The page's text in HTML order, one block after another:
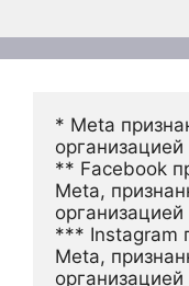
* Meta
** Facebook
Meta,
*** Instagram
Meta,